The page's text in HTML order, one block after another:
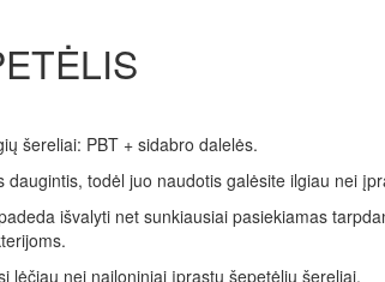
šereliai: PBT + sidabro dalelės.
todėl juo naudotis galėsite ilgiau nei
išvalyti net sunkiausiai pasiekiamas
lėčiau nei nailoniniai įprastų šepetėlių šereliai.